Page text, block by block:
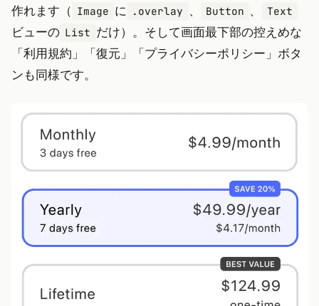
作れます（ Image に .overlay 、 Button 、 Text
ビューの List だけ）。そして画面最下部の控えめな
「利用規約」「復元」「プライバシーポリシー」ボタ
ンも同様です。